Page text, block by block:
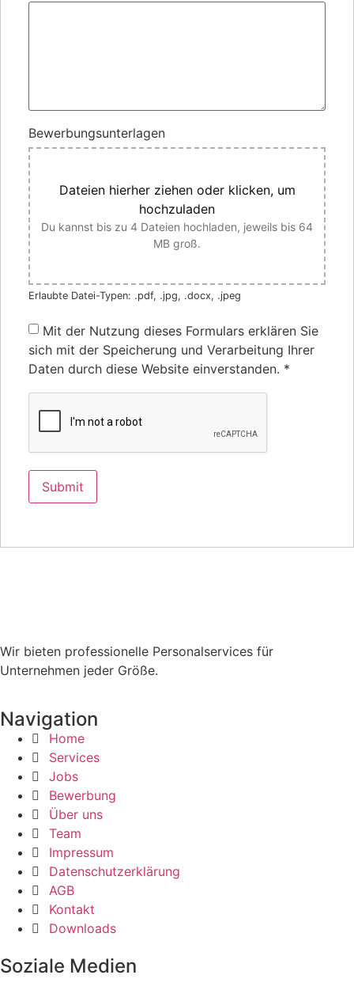
Bewerbungsunterlagen
Dateien hierher ziehen oder klicken, um
hochzuladen
Du kannst bis zu 4 Dateien hochladen, jeweils bis 64
MB groß.
Erlaubte Datei-Typen: .pdf, .jpg, .docx, .jpeg
Mit der Nutzung dieses Formulars erklären Sie
sich mit der Speicherung und Verarbeitung Ihrer
Daten durch diese Website einverstanden. *
Wir bieten professionelle Personalservices für
Unternehmen jeder Größe.
Navigation
Home
Services
Jobs
Bewerbung
Über uns
Team
Impressum
Datenschutzerklärung
AGB
Kontakt
Downloads
Soziale Medien